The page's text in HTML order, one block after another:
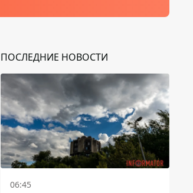
ПОСЛЕДНИЕ НОВОСТИ
06:45